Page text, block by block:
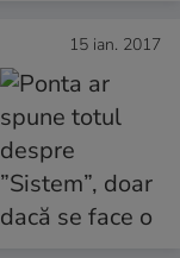
15 ian. 2017